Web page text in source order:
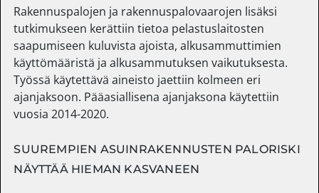
Rakennuspalojen ja rakennuspalovaarojen lisäksi
tutkimukseen kerättiin tietoa pelastuslaitosten
saapumiseen kuluvista ajoista, alkusammuttimien
käyttömääristä ja alkusammutuksen vaikutuksesta.
Työssä käytettävä aineisto jaettiin kolmeen eri
ajanjaksoon. Pääasiallisena ajanjaksona käytettiin
vuosia 2014-2020.
SUUREMPIEN ASUINRAKENNUSTEN PALORISKI
NÄYTTÄÄ HIEMAN KASVANEEN